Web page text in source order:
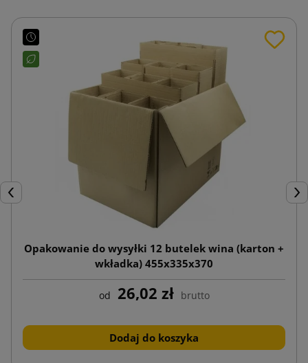
Poprzedni
Opakowanie do wysyłki 12 butelek wina (karton +
wkładka) 455x335x370
od 26,02 zł brutto
Dodaj do koszyka